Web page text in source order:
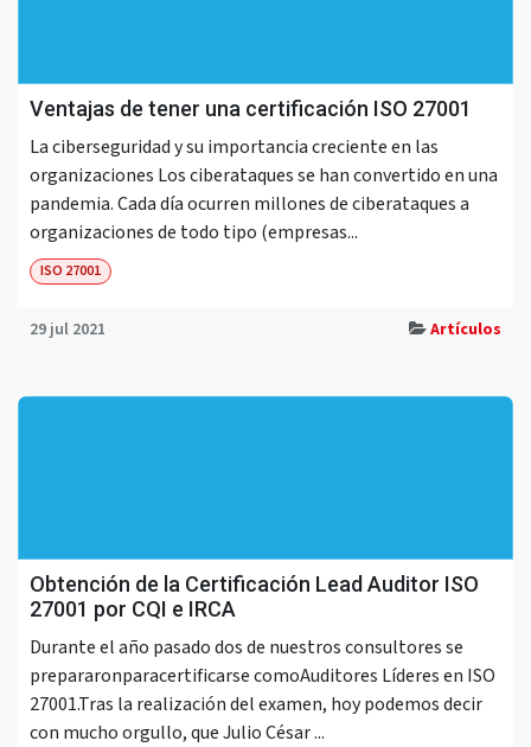
Ventajas de tener una certificación ISO 27001
La ciberseguridad y su importancia creciente en las
organizaciones Los ciberataques se han convertido en una
pandemia. Cada día ocurren millones de ciberataques a
organizaciones de todo tipo (empresas...
ISO 27001
29 jul 2021 Artículos
Obtención de la Certificación Lead Auditor ISO
27001 por CQI e IRCA
Durante el año pasado dos de nuestros consultores se
prepararonparacertificarse comoAuditores Líderes en ISO
27001.Tras la realización del examen, hoy podemos decir
con mucho orgullo, que Julio César ...